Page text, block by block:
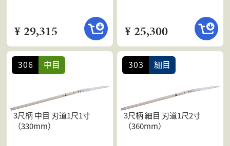
¥ 29,315 ¥ 25,300
3尺柄 中目 刃道1尺1寸
（330mm）
306 中目
3尺柄 細目 刃道1尺2寸
（360mm）
303 細目